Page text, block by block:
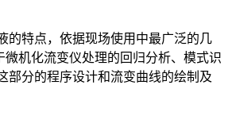
的特点，依据现场使用中最广泛的几
微机化流变仪处理的回归分析、模式识
部分的程序设计和流变曲线的绘制及